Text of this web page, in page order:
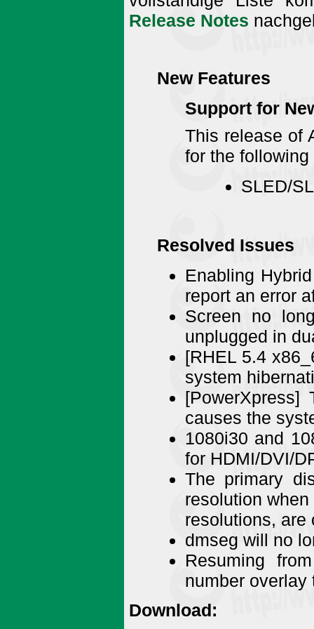
Release Notes
New Features
Support for
This release of
for the
SLED/
Resolved Issues
Enabling
report an error
Screen no
unplugged in
[RHEL 5.4
system
causes the
1080i30 and
for HDMI/DVI/
The primary
resolution
resolutions, are
dmseg will no
Resuming
number overlay
Download: